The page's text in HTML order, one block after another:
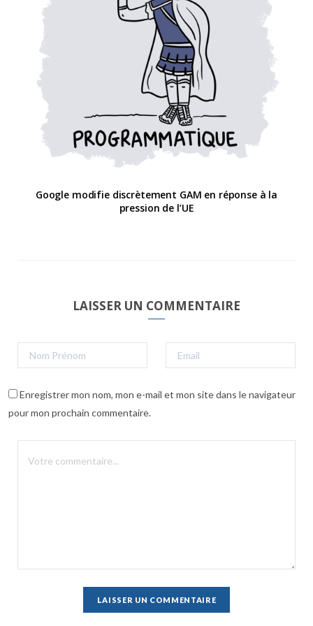
Google modifie discrètement GAM en réponse à la
pression de l’UE
LAISSER UN COMMENTAIRE
Enregistrer mon nom, mon e-mail et mon site dans le navigateur
pour mon prochain commentaire.